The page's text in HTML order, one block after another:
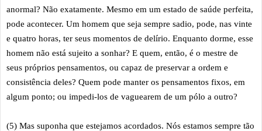
anormal? Não exatamente. Mesmo em um estado de saúde perfeita,
pode acontecer. Um homem que seja sempre sadio, pode, nas vinte
e quatro horas, ter seus momentos de delírio. Enquanto dorme, esse
homem não está sujeito a sonhar? E quem, então, é o mestre de
seus próprios pensamentos, ou capaz de preservar a ordem e
consistência deles? Quem pode manter os pensamentos fixos, em
algum ponto; ou impedi-los de vaguearem de um pólo a outro?
(5) Mas suponha que estejamos acordados. Nós estamos sempre tão